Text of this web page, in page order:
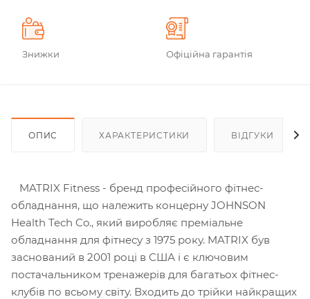
Знижки Офіційна гарантія
ОПИС ХАРАКТЕРИСТИКИ ВІДГУКИ
MATRIX Fitness - бренд професійного фітнес-
обладнання, що належить концерну JOHNSON
Health Tech Co., який виробляє преміальне
обладнання для фітнесу з 1975 року. MATRIX був
заснований в 2001 році в США і є ключовим
постачальником тренажерів для багатьох фітнес-
клубів по всьому світу. Входить до трійки найкращих